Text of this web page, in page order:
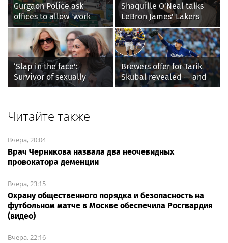
Gurgaon Police ask
offices to allow 'work
from home' as heavy rain
floods roads again
Shaquille O'Neal talks
LeBron James' Lakers
legacy, why his new 76ers
might be extremely
'dangerous'
‘Slap in the face’:
Survivor of sexually
explicit deepfakes
AOC’s AI crimes bill
Brewers offer for Tarik
Skubal revealed — and
it’s better than the
Читайте также
Вчера, 20:04
Врач Черникова назвала два неочевидных
провокатора деменции
Вчера, 23:15
Охрану общественного порядка и безопасность на
футбольном матче в Москве обеспечила Росгвардия
(видео)
Вчера, 22:16